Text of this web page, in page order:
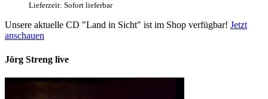
Lieferzeit: Sofort lieferbar
Unsere aktuelle CD "Land in Sicht" ist im Shop verfügbar! Jetzt
anschauen
Jörg Streng live